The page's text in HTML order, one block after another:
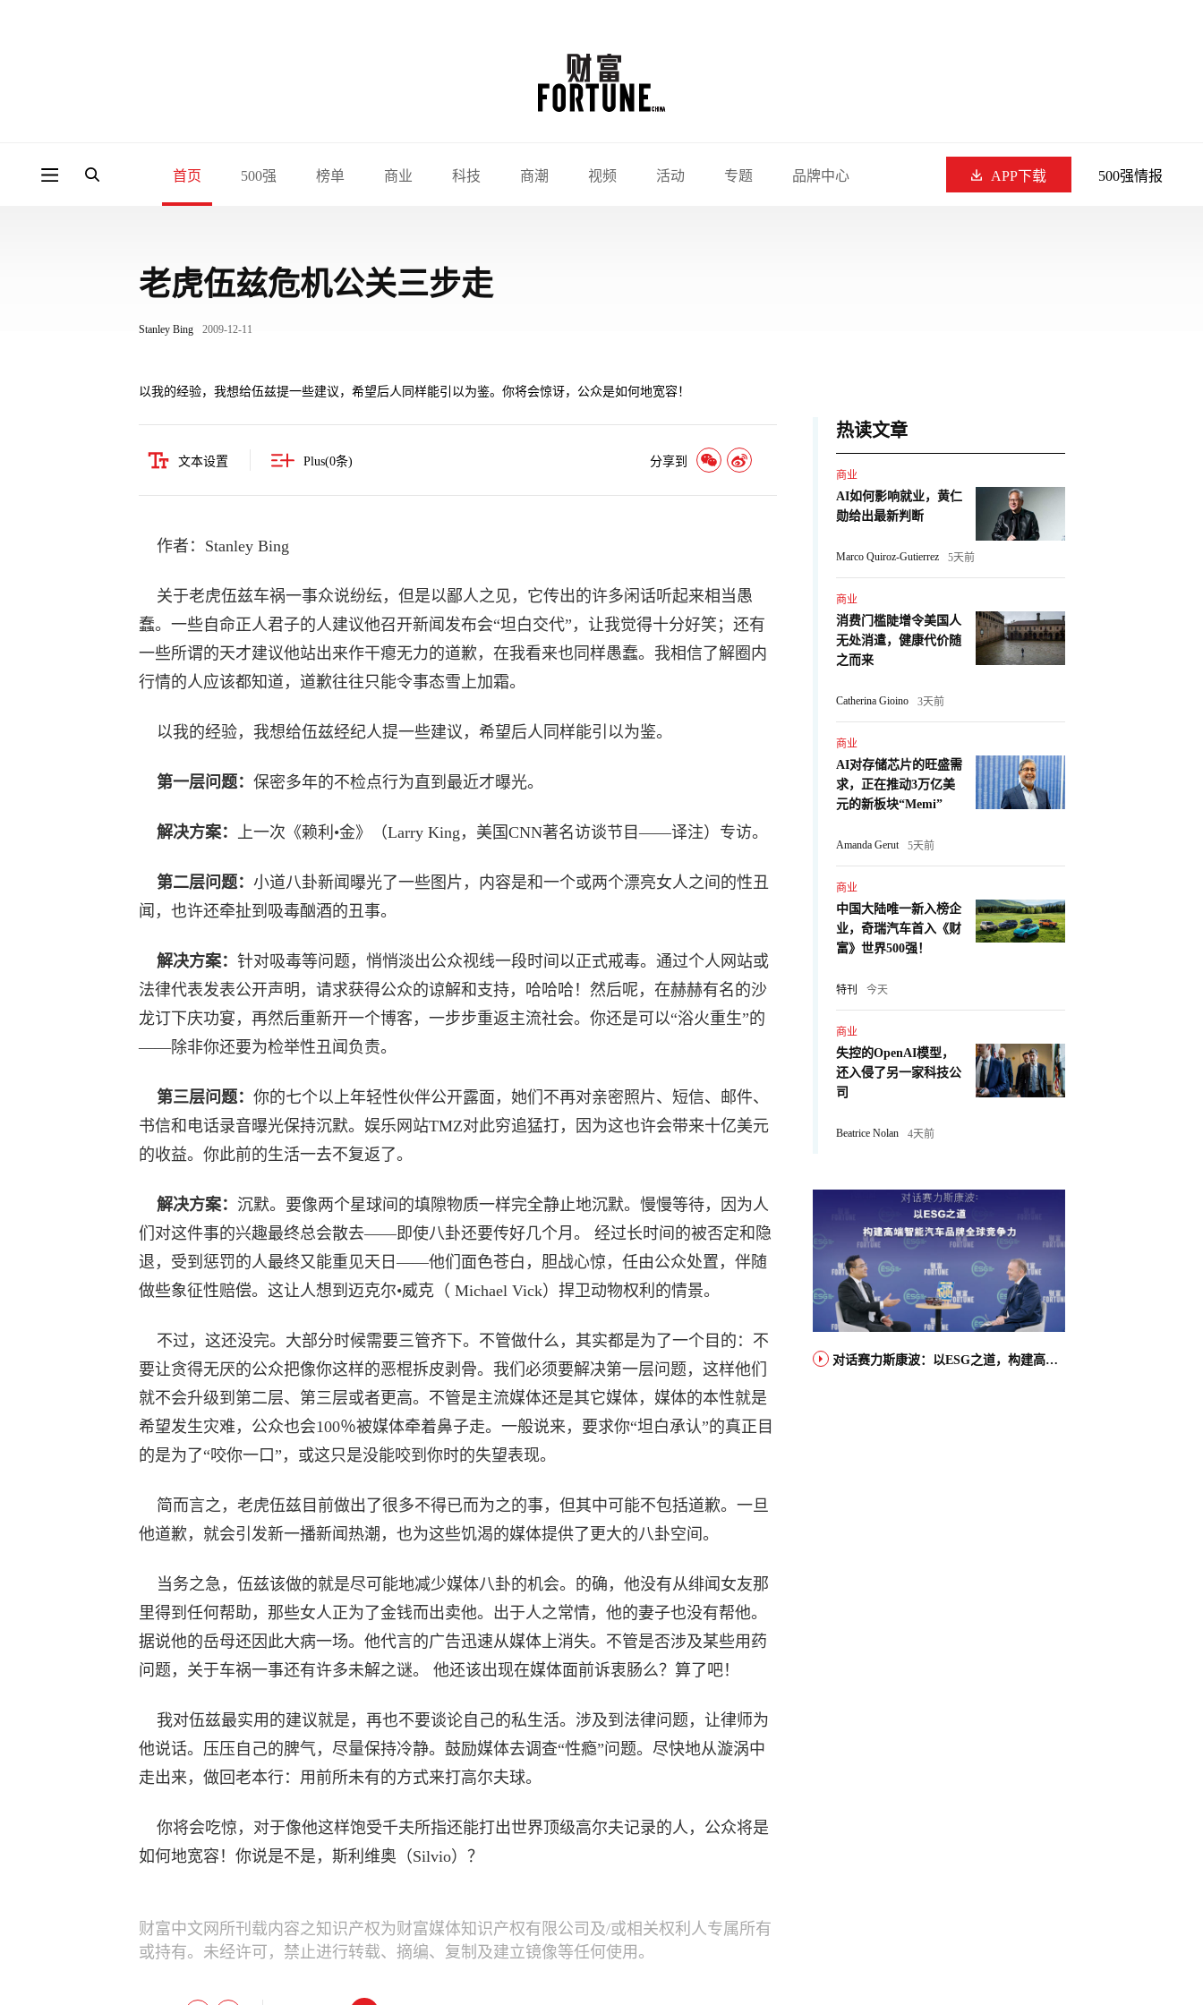
首页 500强 榜单 商业 科技 商潮 视频 活动 专题 品牌中心 APP下载 500强情报
老虎伍兹危机公关三步走
Stanley Bing 2009-12-11
以我的经验，我想给伍兹提一些建议，希望后人同样能引以为鉴。你将会惊讶，公众是如何地宽容！
文本设置 Plus(0条) 分享到
作者：Stanley Bing
关于老虎伍兹车祸一事众说纷纭，但是以鄙人之见，它传出的许多闲话听起来相当愚
蠢。一些自命正人君子的人建议他召开新闻发布会“坦白交代”，让我觉得十分好笑；还有
一些所谓的天才建议他站出来作干瘪无力的道歉，在我看来也同样愚蠢。我相信了解圈内
行情的人应该都知道，道歉往往只能令事态雪上加霜。
以我的经验，我想给伍兹经纪人提一些建议，希望后人同样能引以为鉴。
第一层问题： 保密多年的不检点行为直到最近才曝光。
解决方案： 上一次《赖利•金》（Larry King，美国CNN著名访谈节目——译注）专访。
第二层问题： 小道八卦新闻曝光了一些图片，内容是和一个或两个漂亮女人之间的性丑
闻，也许还牵扯到吸毒酗酒的丑事。
解决方案： 针对吸毒等问题，悄悄淡出公众视线一段时间以正式戒毒。通过个人网站或
法律代表发表公开声明，请求获得公众的谅解和支持，哈哈哈！然后呢，在赫赫有名的沙
龙订下庆功宴，再然后重新开一个博客，一步步重返主流社会。你还是可以“浴火重生”的
——除非你还要为检举性丑闻负责。
第三层问题： 你的七个以上年轻性伙伴公开露面，她们不再对亲密照片、短信、邮件、
书信和电话录音曝光保持沉默。娱乐网站TMZ对此穷追猛打，因为这也许会带来十亿美元
的收益。你此前的生活一去不复返了。
解决方案： 沉默。要像两个星球间的填隙物质一样完全静止地沉默。慢慢等待，因为人
们对这件事的兴趣最终总会散去——即使八卦还要传好几个月。 经过长时间的被否定和隐
退，受到惩罚的人最终又能重见天日——他们面色苍白，胆战心惊，任由公众处置，伴随
做些象征性赔偿。这让人想到迈克尔•威克（ Michael Vick）捍卫动物权利的情景。
不过，这还没完。大部分时候需要三管齐下。不管做什么，其实都是为了一个目的：不
要让贪得无厌的公众把像你这样的恶棍拆皮剥骨。我们必须要解决第一层问题，这样他们
就不会升级到第二层、第三层或者更高。不管是主流媒体还是其它媒体，媒体的本性就是
希望发生灾难，公众也会100％被媒体牵着鼻子走。一般说来，要求你“坦白承认”的真正目
的是为了“咬你一口”，或这只是没能咬到你时的失望表现。
简而言之，老虎伍兹目前做出了很多不得已而为之的事，但其中可能不包括道歉。一旦
他道歉，就会引发新一播新闻热潮，也为这些饥渴的媒体提供了更大的八卦空间。
当务之急，伍兹该做的就是尽可能地减少媒体八卦的机会。的确，他没有从绯闻女友那
里得到任何帮助，那些女人正为了金钱而出卖他。出于人之常情，他的妻子也没有帮他。
据说他的岳母还因此大病一场。他代言的广告迅速从媒体上消失。不管是否涉及某些用药
问题，关于车祸一事还有许多未解之谜。 他还该出现在媒体面前诉衷肠么？算了吧！
我对伍兹最实用的建议就是，再也不要谈论自己的私生活。涉及到法律问题，让律师为
他说话。压压自己的脾气，尽量保持冷静。鼓励媒体去调查“性瘾”问题。尽快地从漩涡中
走出来，做回老本行：用前所未有的方式来打高尔夫球。
你将会吃惊，对于像他这样饱受千夫所指还能打出世界顶级高尔夫记录的人，公众将是
如何地宽容！你说是不是，斯利维奥（Silvio）？
财富中文网所刊载内容之知识产权为财富媒体知识产权有限公司及/或相关权利人专属所有
或持有。未经许可，禁止进行转载、摘编、复制及建立镜像等任何使用。
热读文章
商业
AI如何影响就业，黄仁
勋给出最新判断
Marco Quiroz-Gutierrez 5天前
商业
消费门槛陡增令美国人
无处消遣，健康代价随
之而来
Catherina Gioino 3天前
商业
AI对存储芯片的旺盛需
求，正在推动3万亿美
元的新板块“Memi”
Amanda Gerut 5天前
商业
中国大陆唯一新入榜企
业，奇瑞汽车首入《财
富》世界500强！
特刊 今天
商业
失控的OpenAI模型，
还入侵了另一家科技公
司
Beatrice Nolan 4天前
对话赛力斯康波：以ESG之道，构建高端智能汽车品牌全球竞争力